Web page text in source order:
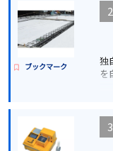
ブックマーク
2
独
を
3